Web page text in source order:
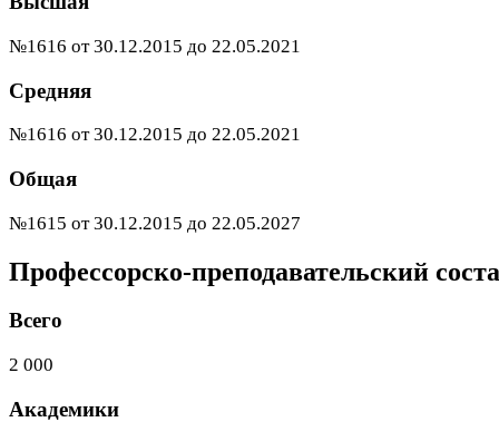
№1616 от 30.12.2015 до 22.05.2021
Средняя
№1616 от 30.12.2015 до 22.05.2021
Общая
№1615 от 30.12.2015 до 22.05.2027
Профессорско-преподавательский
Всего
2 000
Академики